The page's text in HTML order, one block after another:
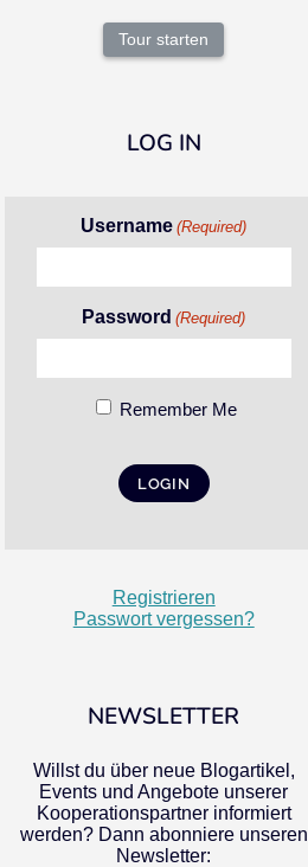
Tour starten
LOG IN
Username (Required)
Password (Required)
Remember Me
Registrieren
Passwort vergessen?
NEWSLETTER
Willst du über neue Blogartikel,
Events und Angebote unserer
Kooperationspartner informiert
werden? Dann abonniere unseren
Newsletter: